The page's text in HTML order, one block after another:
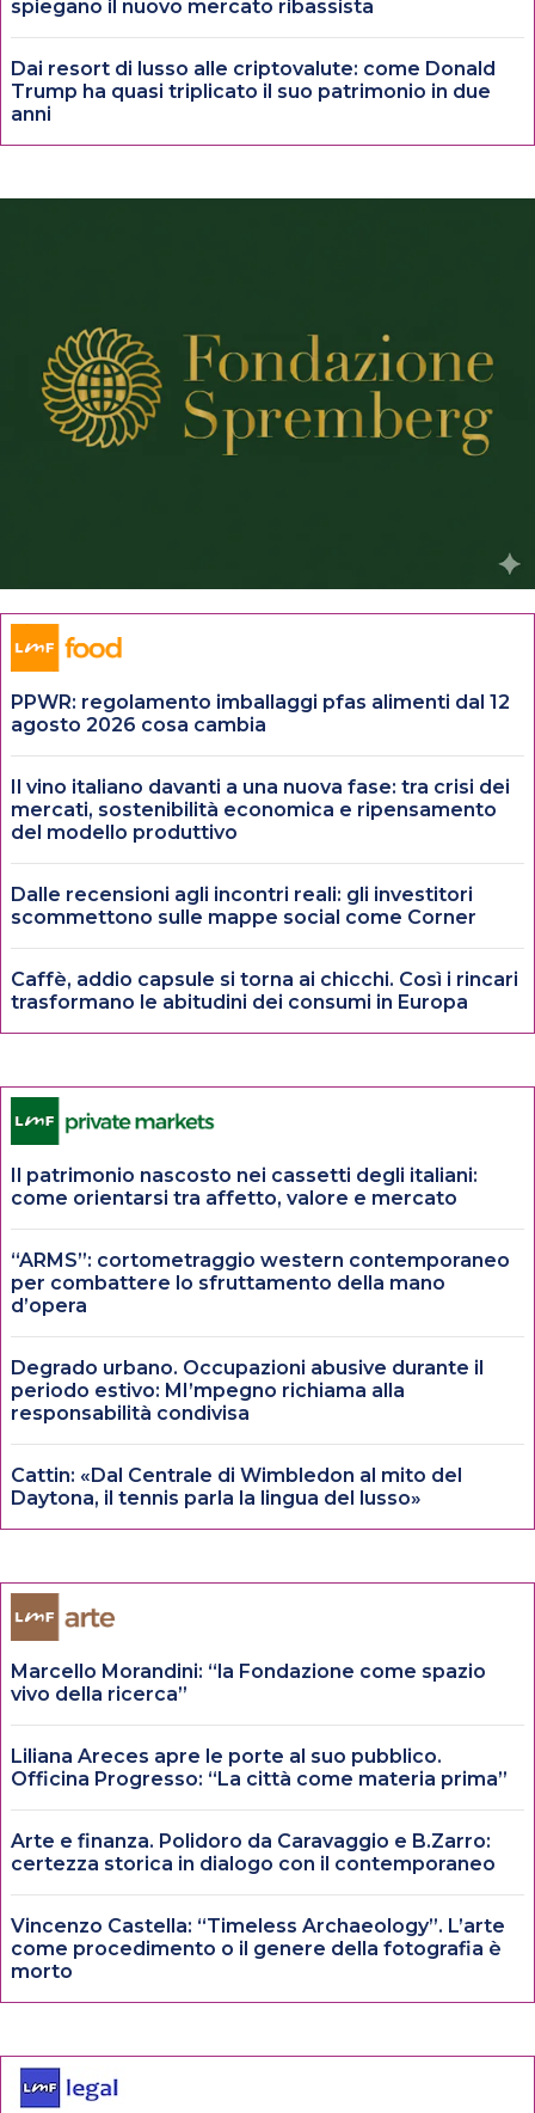
spiegano il nuovo mercato ribassista
Dai resort di lusso alle criptovalute: come Donald
Trump ha quasi triplicato il suo patrimonio in due
anni
PPWR: regolamento imballaggi pfas alimenti dal 12
agosto 2026 cosa cambia
Il vino italiano davanti a una nuova fase: tra crisi dei
mercati, sostenibilità economica e ripensamento
del modello produttivo
Dalle recensioni agli incontri reali: gli investitori
scommettono sulle mappe social come Corner
Caffè, addio capsule si torna ai chicchi. Così i rincari
trasformano le abitudini dei consumi in Europa
Il patrimonio nascosto nei cassetti degli italiani:
come orientarsi tra affetto, valore e mercato
“ARMS”: cortometraggio western contemporaneo
per combattere lo sfruttamento della mano
d’opera
Degrado urbano. Occupazioni abusive durante il
periodo estivo: MI’mpegno richiama alla
responsabilità condivisa
Cattin: «Dal Centrale di Wimbledon al mito del
Daytona, il tennis parla la lingua del lusso»
Marcello Morandini: “la Fondazione come spazio
vivo della ricerca”
Liliana Areces apre le porte al suo pubblico.
Officina Progresso: “La città come materia prima”
Arte e finanza. Polidoro da Caravaggio e B.Zarro:
certezza storica in dialogo con il contemporaneo
Vincenzo Castella: “Timeless Archaeology”. L’arte
come procedimento o il genere della fotografia è
morto